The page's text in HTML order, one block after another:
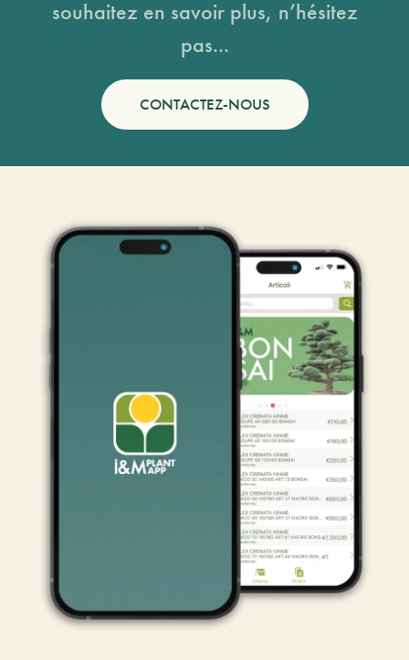
souhaitez en savoir plus, n’hésitez
pas...
CONTACTEZ-NOUS